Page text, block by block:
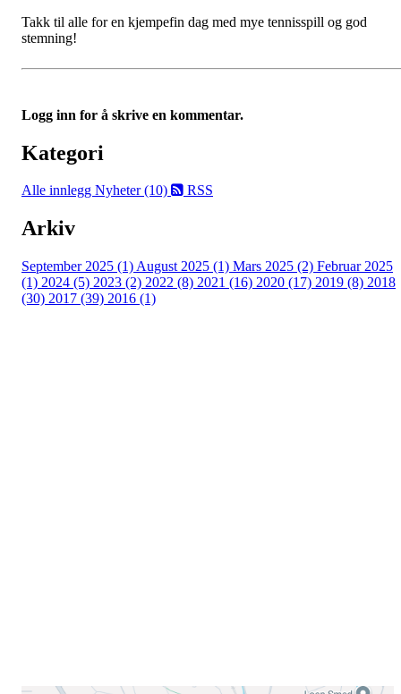
Takk til alle for en kjempefin dag med mye tennisspill og god
stemning!
Logg inn for å skrive en kommentar.
Kategori
Alle innlegg Nyheter (10) RSS
Arkiv
September 2025 (1) August 2025 (1) Mars 2025 (2) Februar 2025
(1) 2024 (5) 2023 (2) 2022 (8) 2021 (16) 2020 (17) 2019 (8) 2018
(30) 2017 (39) 2016 (1)